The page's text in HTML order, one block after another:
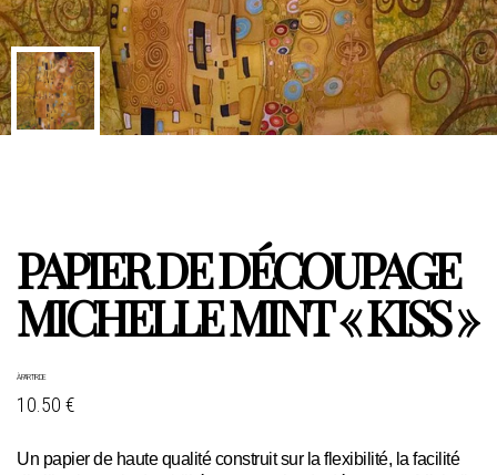
PAPIER DE DÉCOUPAGE
MICHELLE MINT « KISS »
À PARTIR DE
10.50 €
Un papier de haute qualité construit sur la flexibilité, la facilité